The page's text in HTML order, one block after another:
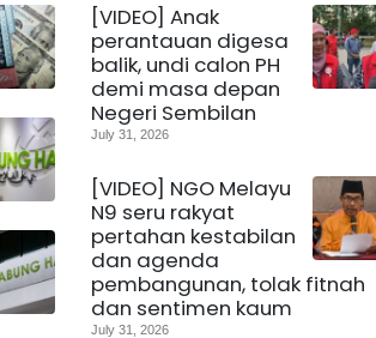
[VIDEO] Anak
perantauan digesa
balik, undi calon PH
demi masa depan
Negeri Sembilan
July 31, 2026
[VIDEO] NGO Melayu
N9 seru rakyat
pertahan kestabilan
dan agenda
pembangunan, tolak fitnah
dan sentimen kaum
July 31, 2026